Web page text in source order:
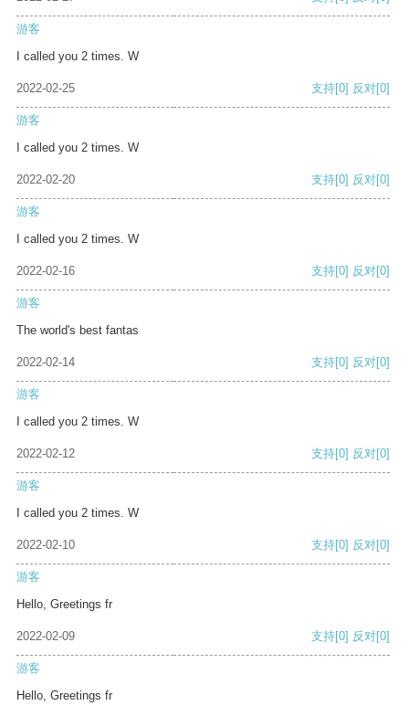
游客
I called you 2 times. W
2022-02-25 支持[0] 反对[0]
游客
I called you 2 times. W
2022-02-20 支持[0] 反对[0]
游客
I called you 2 times. W
2022-02-16 支持[0] 反对[0]
游客
The world's best fantas
2022-02-14 支持[0] 反对[0]
游客
I called you 2 times. W
2022-02-12 支持[0] 反对[0]
游客
I called you 2 times. W
2022-02-10 支持[0] 反对[0]
游客
Hello, Greetings fr
2022-02-09 支持[0] 反对[0]
游客
Hello, Greetings fr